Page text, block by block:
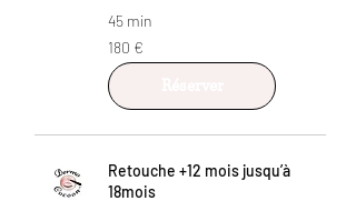
45 min
180
euros
180 €
Retouche +12 mois jusqu’à
18mois